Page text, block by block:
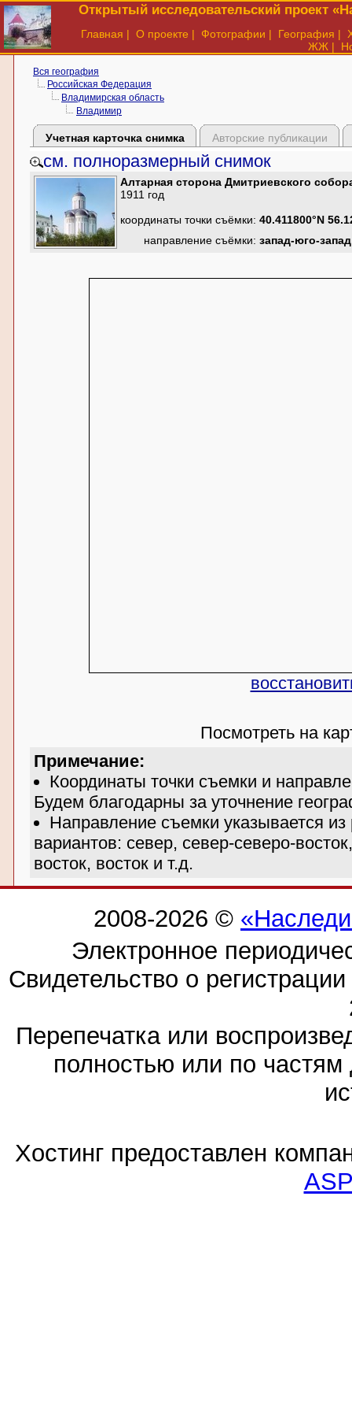
Открытый исследовательский проект
Главная | О проекте | Фотографии | География |
ЖЖ |
Вся география
Российская Федерация
Владимирская область
Владимир
Учетная карточка снимка Авторские публикации
см. полноразмерный снимок
Алтарная сторона Дмитриевского
1911 год
координаты точки съёмки: 40.411800°N
направление съёмки: запад-юго-запад
Посмотреть на
Примечание:
Координаты точки съемки и
Будем благодарны за уточнение
Направление съемки указывается
вариантов: север, север-северо-
восток, восток и т.д.
2008-2026 ©
Электронное
Свидетельство о
Перепечатка или
полностью или по частям
Хостинг предоставлен